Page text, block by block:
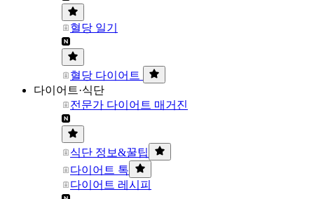
혈당 일기
혈당 다이어트
다이어트·식단
전문가 다이어트 매거진
식단 정보&꿀팁
다이어트 톡
다이어트 레시피